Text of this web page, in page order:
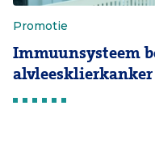
Promotie
Immuunsysteem
alvleesklierkanker